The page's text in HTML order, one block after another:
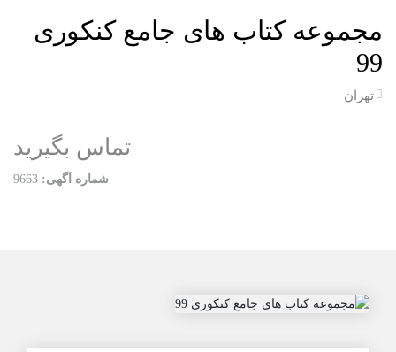
مجموعه کتاب های جامع کنکوری
99
تهران
تماس بگیرید
شماره آگهی: 9663